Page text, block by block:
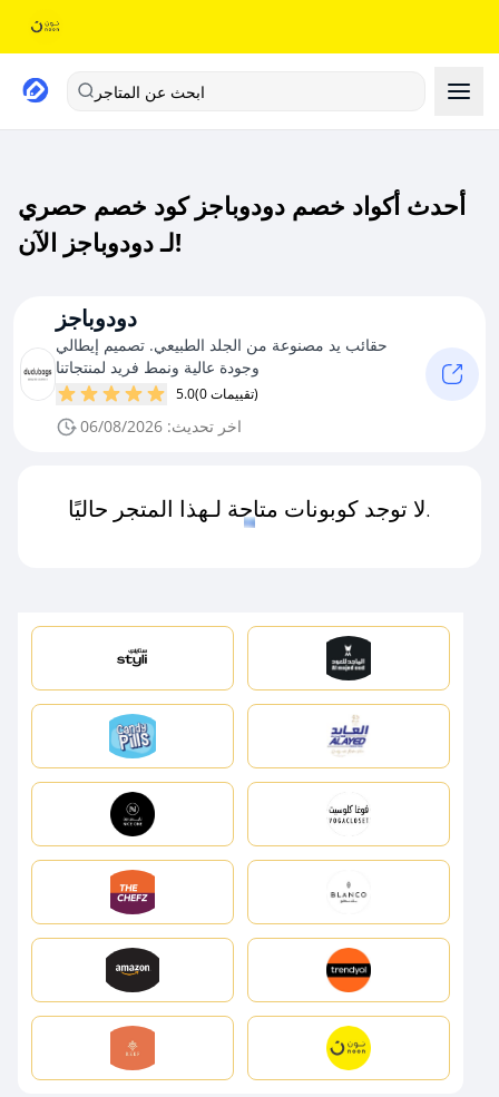
ابحث عن المتاجر
أحدث أكواد خصم دودوباجز كود خصم حصري
لـ دودوباجز الآن!
دودوباجز
حقائب يد مصنوعة من الجلد الطبيعي. تصميم إيطالي
وجودة عالية ونمط فريد لمنتجاتنا
5.0 (0 تقييمات)
اخر تحديث: 06/08/2026
لا توجد كوبونات متاحة لـهذا المتجر حاليًا.